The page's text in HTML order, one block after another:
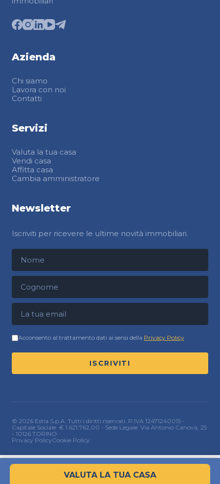
VALUTA LA TUA CASA
Azienda
Chi siamo
Lavora con noi
Contatti
Servizi
Valuta la tua casa
Vendi casa
Affitta casa
Cambia amministratore
Newsletter
Iscriviti per ricevere le ultime novità immobiliari.
Nome
Cognome
Indirizzo email
Acconsento al trattamento dati ai sensi della Privacy Policy
ISCRIVITI
© 2026 Estia S.p.A. Tutti i diritti riservati. P.IVA 12471240015 -
Capitale Sociale: € 1.621.762,00 - Sede Legale: Via Antonio Canova, 25
- 10126 TORINO
Privacy PolicyCookie Policy